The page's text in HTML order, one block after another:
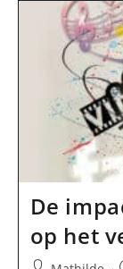
Je
Eigen
Op
De
op het